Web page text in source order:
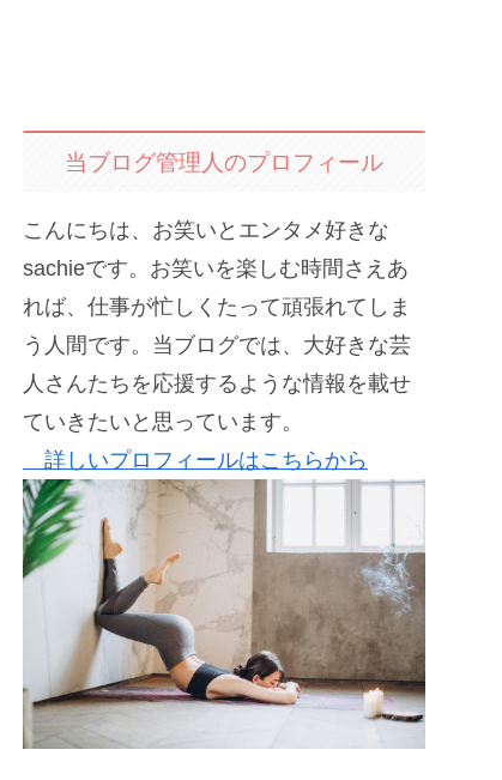
当ブログ管理人のプロフィール
こんにちは、お笑いとエンタメ好きな
sachieです。お笑いを楽しむ時間さえあ
れば、仕事が忙しくたって頑張れてしま
う人間です。当ブログでは、大好きな芸
人さんたちを応援するような情報を載せ
ていきたいと思っています。
詳しいプロフィールはこちらから